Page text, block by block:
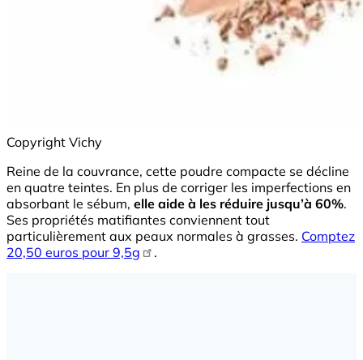
Copyright Vichy
Reine de la couvrance, cette poudre compacte se décline
en quatre teintes. En plus de corriger les imperfections en
absorbant le sébum, elle aide à les réduire jusqu’à 60%.
Ses propriétés matifiantes conviennent tout
particulièrement aux peaux normales à grasses. Comptez
20,50 euros pour 9,5g
.